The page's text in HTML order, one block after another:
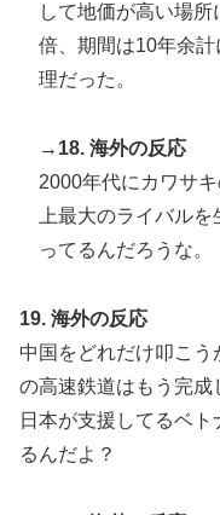
して地価が高い場
倍、期間は10年余
理だった。
→18. 海外の反応
2000年代にカワサ
上最大のライバル
ってるんだろうな。
19. 海外の反応
中国をどれだけ叩こ
の高速鉄道はもう完成
日本が支援してるベ
るんだよ？